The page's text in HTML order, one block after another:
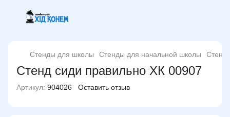
Стенды для школы Стенды для начальной школы Стенд
Стенд сиди правильно ХК 00907
Артикул: 904026 Оставить отзыв